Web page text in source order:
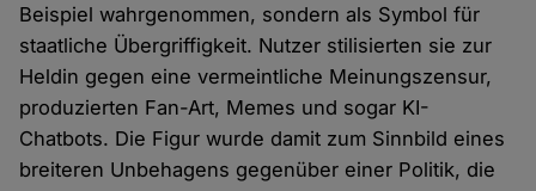
Beispiel wahrgenommen, sondern als Symbol für
staatliche Übergriffigkeit. Nutzer stilisierten sie zur
Heldin gegen eine vermeintliche Meinungszensur,
produzierten Fan-Art, Memes und sogar KI-
Chatbots. Die Figur wurde damit zum Sinnbild eines
breiteren Unbehagens gegenüber einer Politik, die